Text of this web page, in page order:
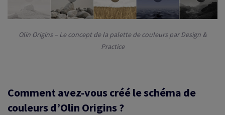
Olin Origins – Le concept de la palette de couleurs par Design &
Practice
Comment avez-vous créé le schéma de
couleurs d’Olin Origins ?